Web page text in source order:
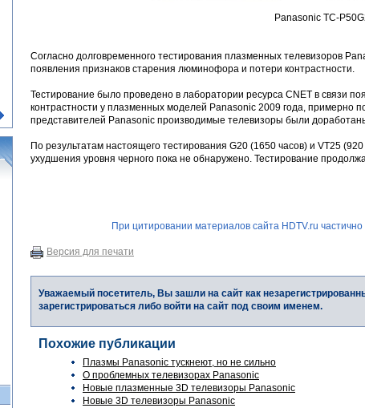
Panasonic TC-
Согласно долговременного тестирования плазменных телевизоров
появления признаков старения люминофора и потери контрастности.
Тестирование было проведено в лаборатории ресурса CNET в связи
контрастности у плазменных моделей Panasonic 2009 года, примерно
представителей Panasonic производимые телевизоры были
По результатам настоящего тестирования G20 (1650 часов) и VT25
ухудшения уровня черного пока не обнаружено. Тестирование
При цитировании материалов сайта HDTV.ru
Версия для печати
Уважаемый посетитель, Вы зашли на сайт как
зарегистрироваться либо войти на сайт под своим именем.
Похожие публикации
Плазмы Panasonic тускнеют, но не сильно
О проблемных телевизорах Panasonic
Новые плазменные 3D телевизоры Panasonic
Новые 3D телевизоры Panasonic